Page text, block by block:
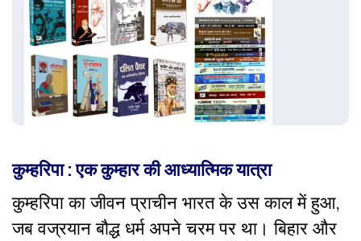
कुम्हरिपा : एक कुम्हार की आध्यात्मिक यात्रा
कुम्हरिपा का जीवन प्राचीन भारत के उस काल में हुआ,
जब वज्रयान बौद्ध धर्म अपने चरम पर था। बिहार और